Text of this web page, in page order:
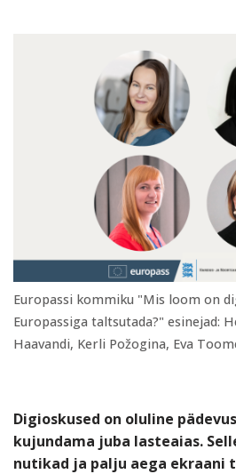
Europassi kommiku "Mis loom on
Europassiga taltsutada?" esinejad:
Haavandi, Kerli Požogina, Eva
Digioskused on oluline
kujundama juba lasteaias.
nutikad ja palju aega ekraani